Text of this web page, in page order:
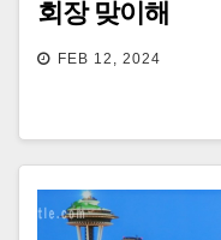
회장 맞이해
FEB 12, 2024